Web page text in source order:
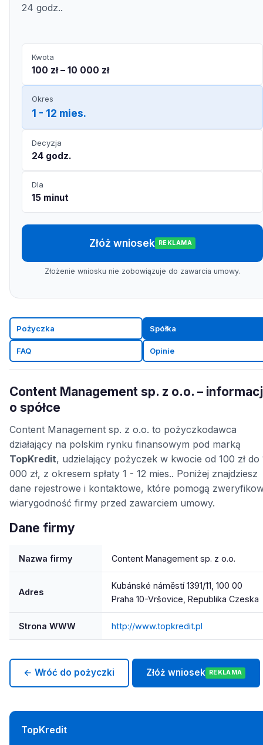
24 godz..
Kwota
100 zł – 10 000 zł
Okres
1 - 12 mies.
Decyzja
24 godz.
Dla
15 minut
Złóż wniosek REKLAMA
Złożenie wniosku nie zobowiązuje do zawarcia umowy.
Pożyczka Spółka
FAQ Opinie
Content Management sp. z o.o. –
o spółce
Content Management sp. z o.o. to pożyczkodawca
działający na polskim rynku finansowym pod marką
TopKredit, udzielający pożyczek w kwocie od 100 zł do
000 zł, z okresem spłaty 1 - 12 mies.. Poniżej znajdziesz
dane rejestrowe i kontaktowe, które pomogą
wiarygodność firmy przed zawarciem umowy.
Dane firmy
Nazwa firmy Content Management sp. z o.o.
Adres
Kubánské náměstí 1391/11, 100 00
Praha 10-Vršovice, Republika Czeska
Strona WWW http://www.topkredit.pl
← Wróć do pożyczki Złóż wniosek REKLAMA
TopKredit